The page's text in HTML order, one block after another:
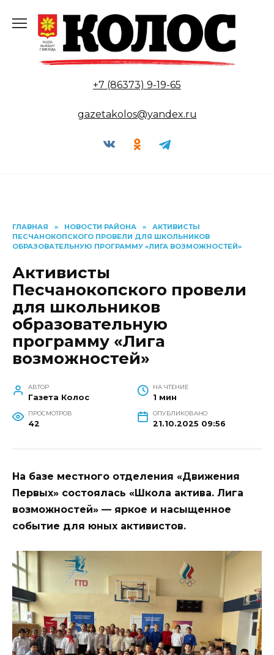
содержанию
+7 (86373) 9-19-65
gazetakolos@yandex.ru
ГЛАВНАЯ » НОВОСТИ РАЙОНА »
АКТИВИСТЫ
ПЕСЧАНОКОПСКОГО ПРОВЕЛИ ДЛЯ ШКОЛЬНИКОВ
ОБРАЗОВАТЕЛЬНУЮ ПРОГРАММУ «ЛИГА ВОЗМОЖНОСТЕЙ»
Активисты
Песчанокопского провели
для школьников
образовательную
программу «Лига
возможностей»
АВТОР
Газета Колос
НА ЧТЕНИЕ
1 мин
ПРОСМОТРОВ
42
ОПУБЛИКОВАНО
21.10.2025 09:56
На базе местного отделения «Движения
Первых» состоялась «Школа актива. Лига
возможностей» — яркое и насыщенное
событие для юных активистов.